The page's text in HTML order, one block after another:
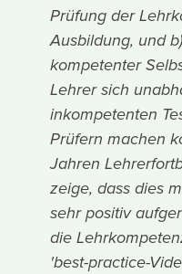
Prüfung der
Ausbildung, und
kompetenter
Lehrer sich
inkompetenten
Prüfern machen
Jahren
zeige, dass dies
sehr positiv
die
'best-practice-